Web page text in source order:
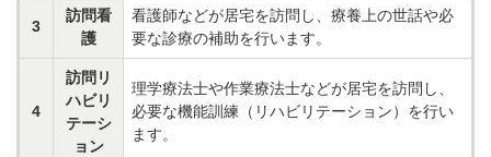
3
訪問看
護
看護師などが居宅を訪問し、療養上の世話や必
要な診療の補助を行います。
4
訪問リ
ハビリ
テーシ
ョン
理学療法士や作業療法士などが居宅を訪問し、
必要な機能訓練（リハビリテーション）を行い
ます。